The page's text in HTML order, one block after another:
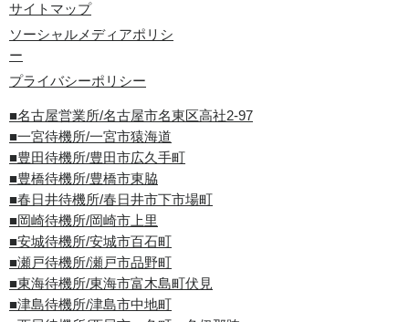
サイトマップ
ソーシャルメディアポリシ
ー
プライバシーポリシー
■名古屋営業所/名古屋市名東区高社2-97
■一宮待機所/一宮市猿海道
■豊田待機所/豊田市広久手町
■豊橋待機所/豊橋市東脇
■春日井待機所/春日井市下市場町
■岡崎待機所/岡崎市上里
■安城待機所/安城市百石町
■瀬戸待機所/瀬戸市品野町
■東海待機所/東海市富木島町伏見
■津島待機所/津島市中地町